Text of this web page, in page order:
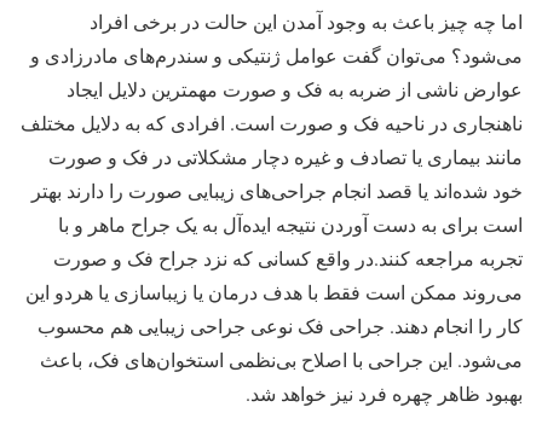
اما چه چیز باعث به وجود آمدن این حالت در برخی افراد
می‌شود؟ می‌توان گفت عوامل ژنتیکی و سندرم‌های مادرزادی و
عوارض ناشی از ضربه به فک و صورت مهمترین دلایل ایجاد
ناهنجاری در ناحیه فک و صورت است. افرادی که به دلایل مختلف
مانند بیماری یا تصادف و غیره دچار مشکلاتی در فک و صورت
خود شده‌اند یا قصد انجام جراحی‌های زیبایی صورت را دارند بهتر
است برای به دست آوردن نتیجه ایده‌آل به یک جراح ماهر و با
تجربه مراجعه کنند.در واقع کسانی که نزد جراح فک و صورت
می‌روند ممکن است فقط با هدف درمان یا زیباسازی یا هردو این
کار را انجام دهند. جراحی فک نوعی جراحی زیبایی هم محسوب
می‌شود. این جراحی با اصلاح بی‌نظمی استخوان‌های فک، باعث
بهبود ظاهر چهره فرد نیز خواهد شد.